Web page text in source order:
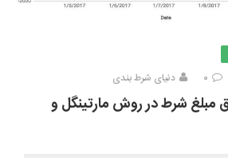
۰ دنیای شرط بندی
مبلغ شرط در روش مارتینگل و